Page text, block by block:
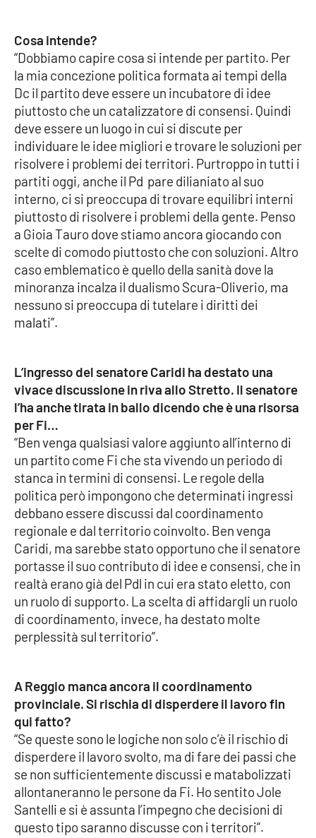
Società
Sport
RUBRICHE
Good Morning Vietnam
Parchi Marini Calabria
Leggendo Alvaro insieme
Imprese Di Calabria
Le perfidie di Antonella Grippo
STREAMING
LaC TV
LaC Network
LaC OnAir
EDIZIONI
LOCALI
Catanzaro
Crotone
Vibo Valentia
Reggio Calabria
Cosenza
Lamezia Terme
Cosa intende?
“Dobbiamo capire cosa si intende per partito. Per
la mia concezione politica formata ai tempi della
Dc il partito deve essere un incubatore di idee
piuttosto che un catalizzatore di consensi. Quindi
deve essere un luogo in cui si discute per
individuare le idee migliori e trovare le soluzioni per
risolvere i problemi dei territori. Purtroppo in tutti i
partiti oggi, anche il Pd pare dilianiato al suo
interno, ci si preoccupa di trovare equilibri interni
piuttosto di risolvere i problemi della gente. Penso
a Gioia Tauro dove stiamo ancora giocando con
scelte di comodo piuttosto che con soluzioni. Altro
caso emblematico è quello della sanità dove la
minoranza incalza il dualismo Scura-Oliverio, ma
nessuno si preoccupa di tutelare i diritti dei
malati”.
L’ingresso del senatore Caridi ha destato una
vivace discussione in riva allo Stretto. Il senatore
l’ha anche tirata in ballo dicendo che è una risorsa
per Fi…
“Ben venga qualsiasi valore aggiunto all’interno di
un partito come Fi che sta vivendo un periodo di
stanca in termini di consensi. Le regole della
politica però impongono che determinati ingressi
debbano essere discussi dal coordinamento
regionale e dal territorio coinvolto. Ben venga
Caridi, ma sarebbe stato opportuno che il senatore
portasse il suo contributo di idee e consensi, che in
realtà erano già del Pdl in cui era stato eletto, con
un ruolo di supporto. La scelta di affidargli un ruolo
di coordinamento, invece, ha destato molte
perplessità sul territorio”.
A Reggio manca ancora il coordinamento
provinciale. Si rischia di disperdere il lavoro fin
qui fatto?
“Se queste sono le logiche non solo c’è il rischio di
disperdere il lavoro svolto, ma di fare dei passi che
se non sufficientemente discussi e matabolizzati
allontaneranno le persone da Fi. Ho sentito Jole
Santelli e si è assunta l’impegno che decisioni di
questo tipo saranno discusse con i territori”.